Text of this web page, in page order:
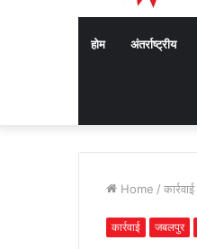
होम अंतर्राष्ट्रीय
Home / कार्रवाई
कार्रवाई जबलपुर